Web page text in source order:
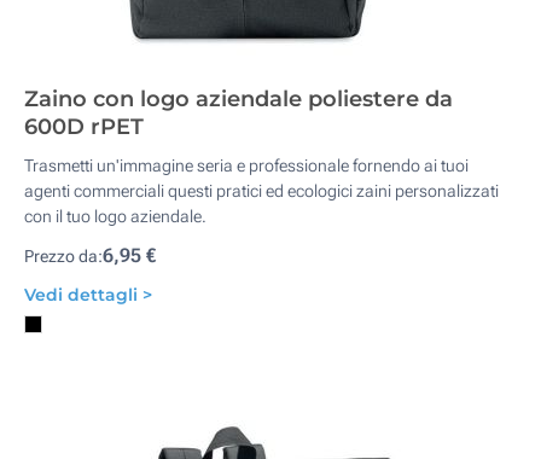
Zaino con logo aziendale poliestere da
600D rPET
Trasmetti un'immagine seria e professionale fornendo ai tuoi
agenti commerciali questi pratici ed ecologici zaini personalizzati
con il tuo logo aziendale.
Prezzo da:6,95 €
Vedi dettagli >